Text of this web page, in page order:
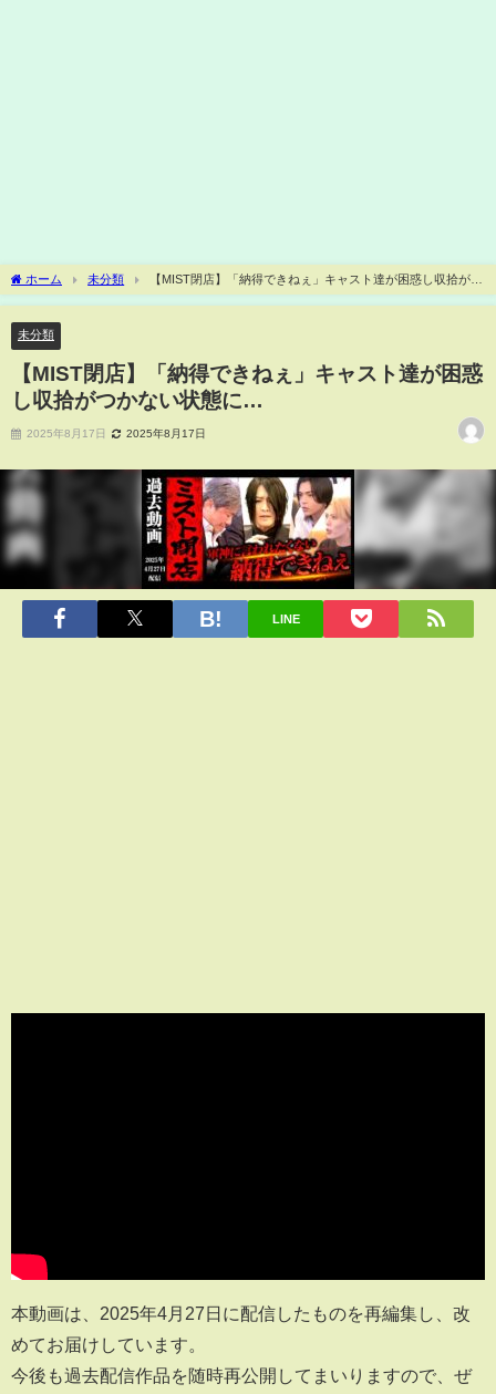
ホーム 未分類
【MIST閉店】「納得できねぇ」キャスト達が困惑し収拾がつ
かない状態に…
未分類
【MIST閉店】「納得できねぇ」キャスト達が困惑
し収拾がつかない状態に…
2025年8月17日 2025年8月17日
LINE
本動画は、2025年4月27日に配信したものを再編集し、改
めてお届けしています。
今後も過去配信作品を随時再公開してまいりますので、ぜ